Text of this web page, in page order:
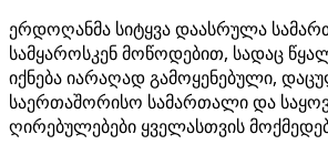
ერდოღანმა სიტყვა დაასრულა
სამყაროსკენ მოწოდებით, სადაც
იქნება იარაღად გამოყენებული,
საერთაშორისო სამართალი და
ღირებულებები ყველასთვის